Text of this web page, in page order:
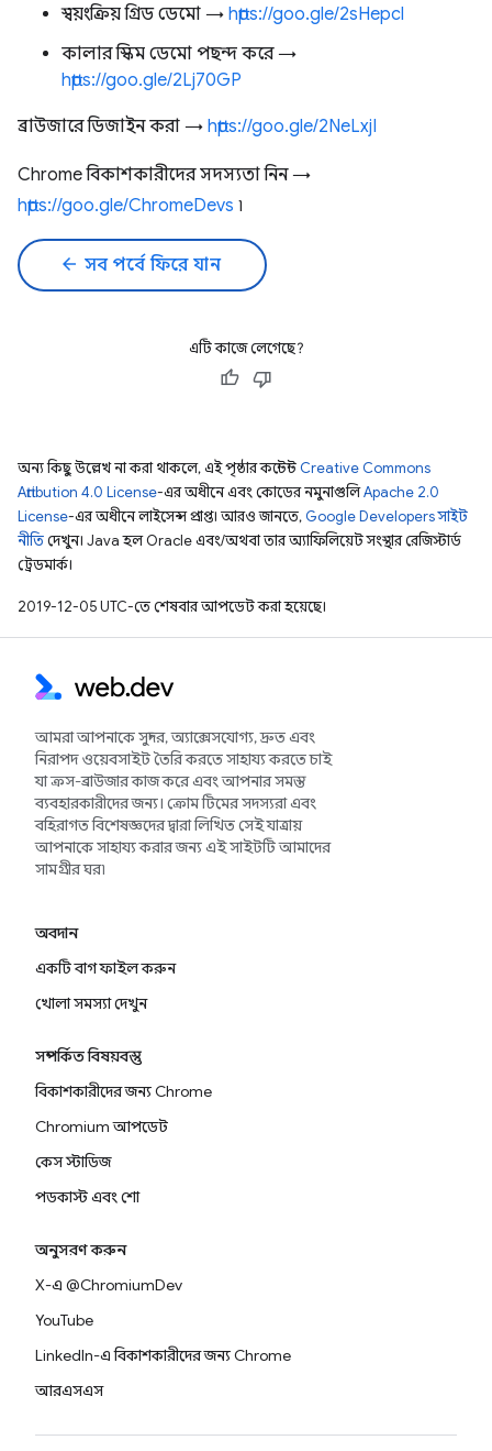
স্বয়ংক্রিয় গ্রিড ডেমো → https://goo.gle/2sHepcl
কালার স্কিম ডেমো পছন্দ করে →
https://goo.gle/2Lj70GP
ব্রাউজারে ডিজাইন করা → https://goo.gle/2NeLxjI
Chrome বিকাশকারীদের সদস্যতা নিন →
https://goo.gle/ChromeDevs ৷
arrow_back সব পর্বে ফিরে যান
এটি কাজে লেগেছে?
অন্য কিছু উল্লেখ না করা থাকলে, এই পৃষ্ঠার কন্টেন্ট Creative Commons
Attribution 4.0 License-এর অধীনে এবং কোডের নমুনাগুলিApache 2.0
License-এর অধীনে লাইসেন্স প্রাপ্ত। আরও জানতে, Google Developers সাইট
নীতিদেখুন। Java হল Oracle এবং/অথবা তার অ্যাফিলিয়েট সংস্থার রেজিস্টার্ড
ট্রেডমার্ক।
2019-12-05 UTC-তে শেষবার আপডেট করা হয়েছে।
আমরা আপনাকে সুন্দর, অ্যাক্সেসযোগ্য, দ্রুত এবং
নিরাপদ ওয়েবসাইট তৈরি করতে সাহায্য করতে চাই
যা ক্রস-ব্রাউজার কাজ করে এবং আপনার সমস্ত
ব্যবহারকারীদের জন্য। ক্রোম টিমের সদস্যরা এবং
বহিরাগত বিশেষজ্ঞদের দ্বারা লিখিত সেই যাত্রায়
আপনাকে সাহায্য করার জন্য এই সাইটটি আমাদের
সামগ্রীর ঘর৷
অবদান
একটি বাগ ফাইল করুন
খোলা সমস্যা দেখুন
সম্পর্কিত বিষয়বস্তু
বিকাশকারীদের জন্য Chrome
Chromium আপডেট
কেস স্টাডিজ
পডকাস্ট এবং শো
অনুসরণ করুন
X-এ @ChromiumDev
YouTube
LinkedIn-এ বিকাশকারীদের জন্য Chrome
আরএসএস